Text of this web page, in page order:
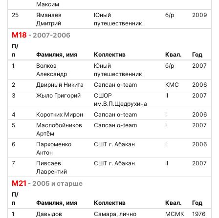
Максим
25
Яманаев
Дмитрий
Юный
путешественник
б/р 2009
М18 - 2007-2006
П/
п
Фамилия, имя Коллектив Квал.
Год
1
Волков
Александр
Юный
путешественник
б/р 2007
2 Двирный Никита Сапсан o-team КМС
2006
3
Жыло Григорий
СШОР
им.В.П.Щедрухина
II 2007
4 Коротких Мирон Сапсан o-team I
2006
5
Маслобойников
Артём
Сапсан o-team I 2007
6
Пархоменко
Антон
СШТ г. Абакан I 2006
7
Пивсаев
Лаврентий
СШТ г. Абакан II 2007
М21 - 2005 и старше
П/
п
Фамилия, имя Коллектив Квал.
Год
1
Давыдов
Самара, лично МСМК 1976